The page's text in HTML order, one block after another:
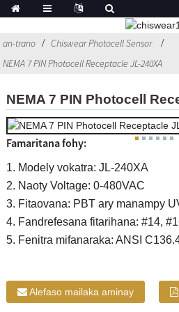
an-trano
Chiswear Photocell Sensor
NEMA 7 PIN Photocell Receptacle JL-240XA
NEMA 7 PIN Photocell
Famaritana fohy:
1. Modely vokatra: JL-240XA
2. Naoty Voltage: 0-480VAC
3. Fitaovana: PBT ary manampy
4. Fandrefesana fitarihana: #14,
5. Fenitra mifanaraka: ANSI
Alefaso mailaka aminay